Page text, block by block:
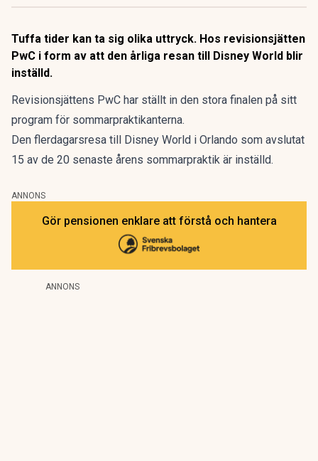
Tuffa tider kan ta sig olika uttryck. Hos revisionsjätten
PwC i form av att den årliga resan till Disney World blir
inställd.
Revisionsjättens PwC har ställt in den stora finalen på sitt
program för sommarpraktikanterna.
Den flerdagarsresa till Disney World i Orlando som avslutat
15 av de 20 senaste årens sommarpraktik är inställd.
ANNONS
Gör pensionen enklare att förstå och hantera
ANNONS